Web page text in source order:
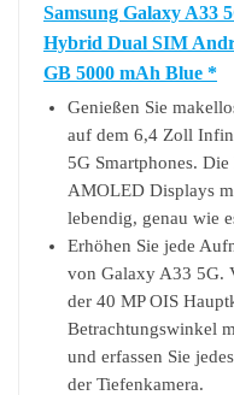
Samsung Galaxy A33
Hybrid Dual SIM
GB 5000 mAh Blue *
Genießen Sie
auf dem 6,4 Zoll
5G Smartphones.
AMOLED Displays
lebendig, genau wie
Erhöhen Sie jede
von Galaxy A33 5G.
der 40 MP OIS
Betrachtungswinkel
und erfassen Sie
der Tiefenkamera.